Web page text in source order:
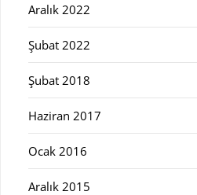
Aralık 2022
Şubat 2022
Şubat 2018
Haziran 2017
Ocak 2016
Aralık 2015